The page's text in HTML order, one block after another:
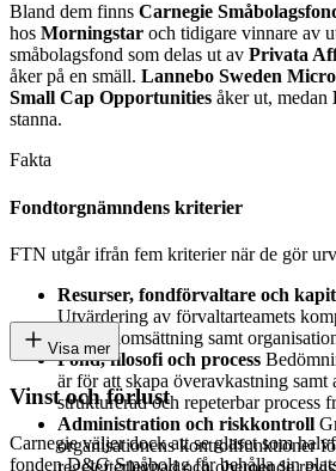
Bland dem finns Carnegie
hos Morningstar och tidigare vinnare av
småbolagsfond som delas ut av Privata
åker på en smäll. Lannebo Sweden
Small Cap Opportunities åker ut, medan
stanna.
Fakta
Fondtorgnämndens kriterier
FTN utgår ifrån fem kriterier när de gör
Resurser, fondförvaltare och
Utvärdering av förvaltarteamets
personalomsättning samt
Fond, filosofi och process
är för att skapa överavkastning samt
strukturerad och repeterbar
Administration och riskkontroll
organisationens kontrollfunktioner
regelefterlevnad och oberoende
Visa mer
Vinst och förlust
Carnegie väljer dock att se glaset som
fonden D&G Småbolag får behålla sin